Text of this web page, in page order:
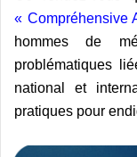
« Compréhensive
hommes de
problématiques
national et
pratiques pour